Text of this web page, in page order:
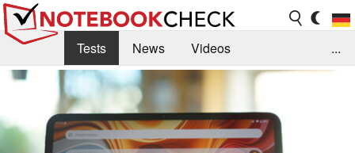
Tests News
Videos
Benchmarks & Tech
Externe Tests
Kaufberatung
Deals Suche
Jobs
...